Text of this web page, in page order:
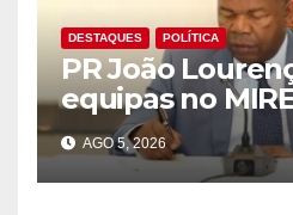
DESTAQUES POLÍTICA
PR João
equipas no
governação do
AGO 5, 2026